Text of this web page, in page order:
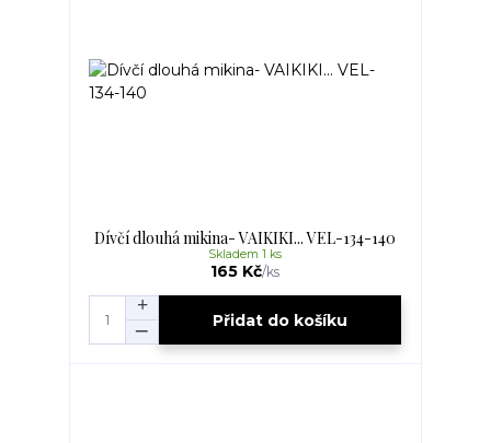
Dívčí dlouhá mikina- VAIKIKI... VEL-134-140
165 Kč/ks
Skladem 1 ks
Přidat do košíku